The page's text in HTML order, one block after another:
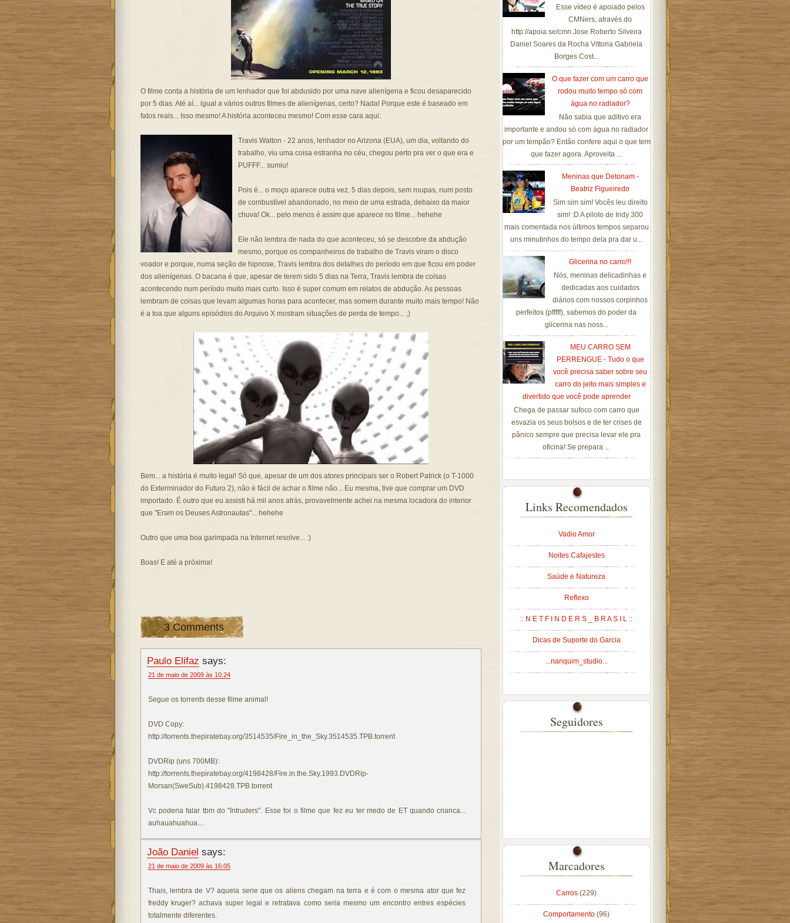
O filme conta a história de um lenhador que foi abdusido por uma nave alienígena e ficou desaparecido
por 5 dias. Até aí... igual a vários outros filmes de alienígenas, certo? Nada! Porque este é baseado em
fatos reais... Isso mesmo! A história aconteceu mesmo! Com esse cara aqui:
Travis Walton - 22 anos, lenhador no Arizona (EUA), um dia, voltando do
trabalho, viu uma coisa estranha no céu, chegou perto pra ver o que era e
PUFFF... sumiu!
Pois é... o moço aparece outra vez, 5 dias depois, sem roupas, num posto
de combustível abandonado, no meio de uma estrada, debaixo da maior
chuva! Ok... pelo menos é assim que aparece no filme... hehehe
Ele não lembra de nada do que aconteceu, só se descobre da abdução
mesmo, porque os companheiros de trabalho de Travis viram o disco
voador e porque, numa seção de hipnose, Travis lembra dos detalhes do período em que ficou em poder
dos alienígenas. O bacana é que, apesar de terem sido 5 dias na Terra, Travis lembra de coisas
acontecendo num período muito mais curto. Isso é super comum em relatos de abdução. As pessoas
lembram de coisas que levam algumas horas para acontecer, mas somem durante muito mais tempo! Não
é a toa que alguns episódios do Arquivo X mostram situações de perda de tempo... ;)
Bem... a história é muito legal! Só que, apesar de um dos atores principais ser o Robert Patrick (o T-1000
do Exterminador do Futuro 2), não é fácil de achar o filme não... Eu mesma, tive que comprar um DVD
importado. É outro que eu assisti há mil anos atrás, provavelmente achei na mesma locadora do interior
que "Eram os Deuses Astronautas"... hehehe
Outro que uma boa garimpada na Internet resolve... :)
Boas! E até a próxima!
3 Comments
Paulo Elifaz says:
21 de maio de 2009 às 10:24
Segue os torrents desse filme animal!
DVD Copy:
http://torrents.thepiratebay.org/3514535/Fire_in_the_Sky.3514535.TPB.torrent
DVDRip (uns 700MB):
http://torrents.thepiratebay.org/4198428/Fire.in.the.Sky.1993.DVDRip-
Morsan(SweSub).4198428.TPB.torrent
Vc poderia falar tbm do "Intruders". Esse foi o filme que fez eu ter medo de ET quando crianca...
auhauahuahua....
João Daniel says:
21 de maio de 2009 às 16:05
Thais, lembra de V? aquela serie que os aliens chegam na terra e é com o mesma ator que fez
freddy kruger? achava super legal e retratava como seria mesmo um encontro entres espécies
totalmente diferentes.
Esse vídeo é apoiado pelos
CMNers, através do
http://apoia.se/cmn Jose Roberto Silveira
Daniel Soares da Rocha Vittoria Gabriela
Borges Cost...
O que fazer com um carro que
rodou muito tempo só com
água no radiador?
Não sabia que aditivo era
importante e andou só com água no radiador
por um tempão? Então confere aqui o que tem
que fazer agora. Aproveita ...
Meninas que Detonam -
Beatriz Figueiredo
Sim sim sim! Vocês leu direito
sim! :D A piloto de Indy 300
mais comentada nos últimos tempos separou
uns minutinhos do tempo dela pra dar u...
Glicerina no carro!!!
Nós, meninas delicadinhas e
dedicadas aos cuidados
diários com nossos corpinhos
perfeitos (pfffff), sabemos do poder da
glicerina nas noss...
MEU CARRO SEM
PERRENGUE - Tudo o que
você precisa saber sobre seu
carro do jeito mais simples e
divertido que você pode aprender
Chega de passar sufoco com carro que
esvazia os seus bolsos e de ter crises de
pânico sempre que precisa levar ele pra
oficina! Se prepara ...
Links Recomendados
Vadio Amor
Noites Cafajestes
Saúde e Natureza
Reflexo
:: N E T F I N D E R S _ B R A S I L ::
Dicas de Suporte do Garcia
...nanquim_studio...
Seguidores
Marcadores
Carros (229)
Comportamento (96)